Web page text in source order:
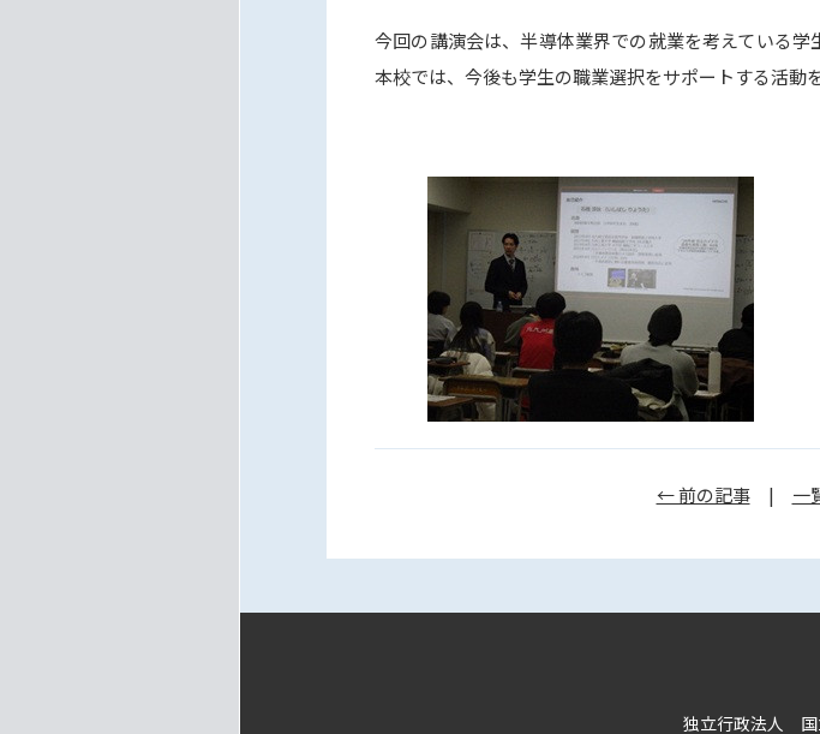
今回の講演会は、半導体業界での就業を考えている学
本校では、今後も学生の職業選択をサポートする活動
← 前の記事| 一
独立行政法人 国